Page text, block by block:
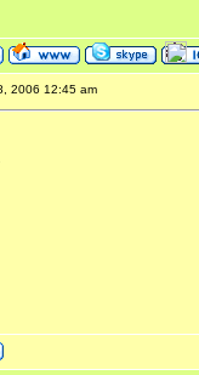
2006 12:45 am